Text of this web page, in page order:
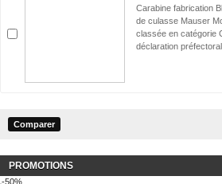
Carabine fabrication
de culasse Mauser
classée en catégorie
déclaration
PROMOTIONS
-50%